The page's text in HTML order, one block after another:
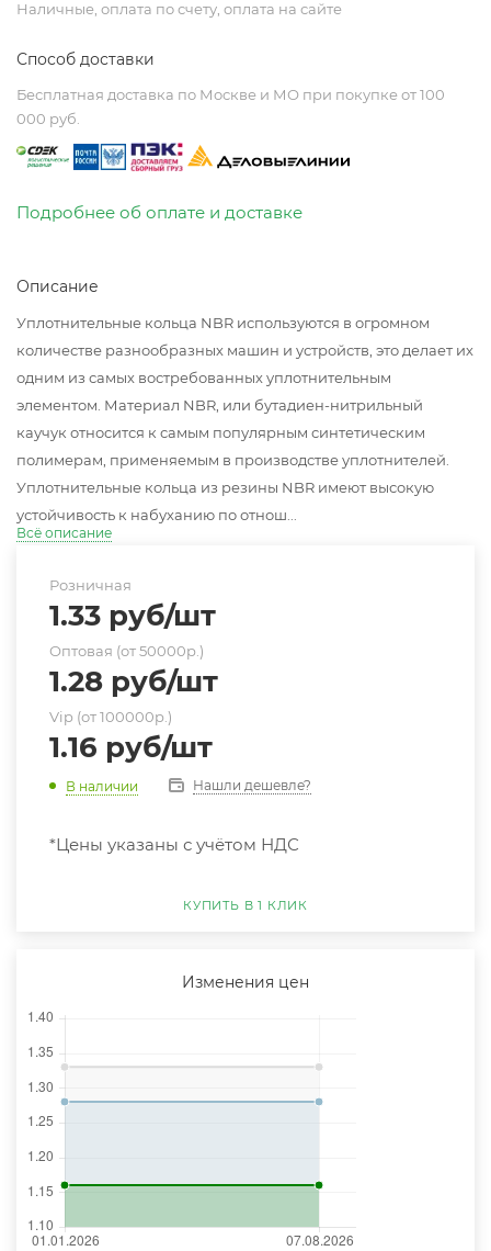
Наличные, оплата по счету, оплата на сайте
Способ доставки
Бесплатная доставка по Москве и МО при покупке от 100
000 руб.
Подробнее об оплате и доставке
Описание
Уплотнительные кольца NBR используются в огромном
количестве разнообразных машин и устройств, это делает их
одним из самых востребованных уплотнительным
элементом. Материал NBR, или бутадиен-нитрильный
каучук относится к самым популярным синтетическим
полимерам, применяемым в производстве уплотнителей.
Уплотнительные кольца из резины NBR имеют высокую
устойчивость к набуханию по отнош...
Всё описание
Розничная
1.33 руб/шт
Оптовая (от 50000р.)
1.28 руб/шт
Vip (от 100000р.)
1.16 руб/шт
В наличии Нашли дешевле?
*Цены указаны с учётом НДС
КУПИТЬ В 1 КЛИК
Изменения цен